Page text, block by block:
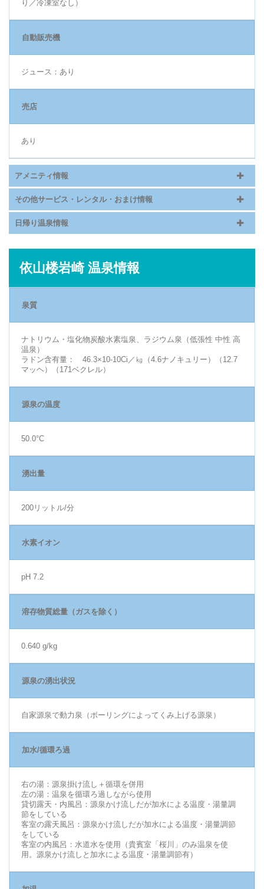
り／冷凍室なし）
自動販売機
ジュース：あり
売店
あり
アメニティ情報
その他サービス・レンタル・おまけ情報
日帰り温泉情報
依山楼岩崎 温泉情報
泉質
ナトリウム・塩化物炭酸水素塩泉、ラジウム泉（低張性 中性 高
温泉）
ラドン含有量： 46.3×10-10Ci／㎏（4.6ナノキュリー）（12.7
マッヘ）（171ベクレル）
源泉の温度
50.0°C
湧出量
200リットル/分
水素イオン
pH 7.2
溶存物質総量（ガスを除く）
0.640 g/kg
源泉の湧出状況
自家源泉で動力泉（ボーリングによってくみ上げる源泉）
加水/循環ろ過
右の湯：源泉掛け流し＋循環を併用
左の湯：温泉を循環ろ過しながら使用
貸切露天・内風呂：源泉かけ流しだが加水による温度・湯量調
節をしている
客室の露天風呂：源泉かけ流しだが加水による温度・湯量調節
をしている
客室の内風呂：水道水を使用（貴賓室「桜川」のみ温泉を使
用。源泉かけ流しと加水による温度・湯量調節有）